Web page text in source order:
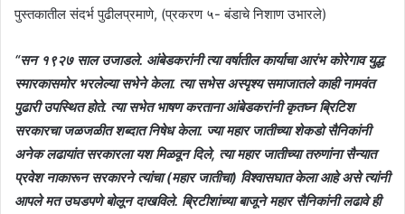
पुस्तकातील संदर्भ पुढीलप्रमाणे, (प्रकरण ५- बंडाचे निशाण उभारले)
“सन १९२७ साल उजाडले. आंबेडकरांनी त्या वर्षातील कार्याचा आरंभ कोरेगाव युद्ध
स्मारकासमोर भरलेल्या सभेने केला. त्या सभेस अस्पृश्य समाजातले काही नामवंत
पुढारी उपस्थित होते. त्या सभेत भाषण करताना आंबेडकरांनी कृतघ्न ब्रिटिश
सरकारचा जळजळीत शब्दात निषेध केला. ज्या महार जातीच्या शेकडो सैनिकांनी
अनेक लढायांत सरकारला यश मिळवून दिले, त्या महार जातीच्या तरुणांना सैन्यात
प्रवेश नाकारून सरकारने त्यांचा (महार जातीचा) विश्वासघात केला आहे असे त्यांनी
आपले मत उघडपणे बोलून दाखविले. ब्रिटीशांच्या बाजूने महार सैनिकांनी लढावे ही